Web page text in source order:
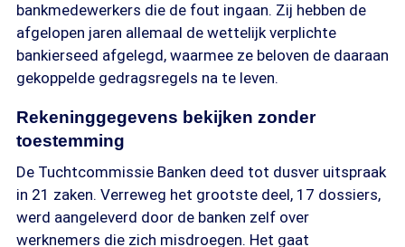
bankmedewerkers die de fout ingaan. Zij hebben de
afgelopen jaren allemaal de wettelijk verplichte
bankierseed afgelegd, waarmee ze beloven de daaraan
gekoppelde gedragsregels na te leven.
Rekeninggegevens bekijken zonder
toestemming
De Tuchtcommissie Banken deed tot dusver uitspraak
in 21 zaken. Verreweg het grootste deel, 17 dossiers,
werd aangeleverd door de banken zelf over
werknemers die zich misdroegen. Het gaat